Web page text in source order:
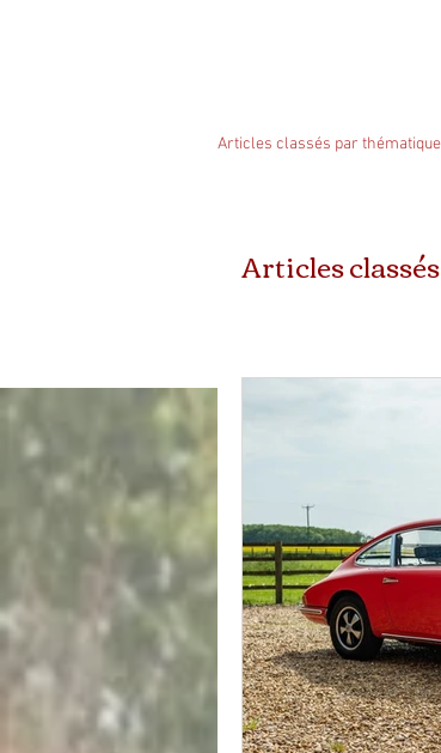
Articles classés par thématique
Articles